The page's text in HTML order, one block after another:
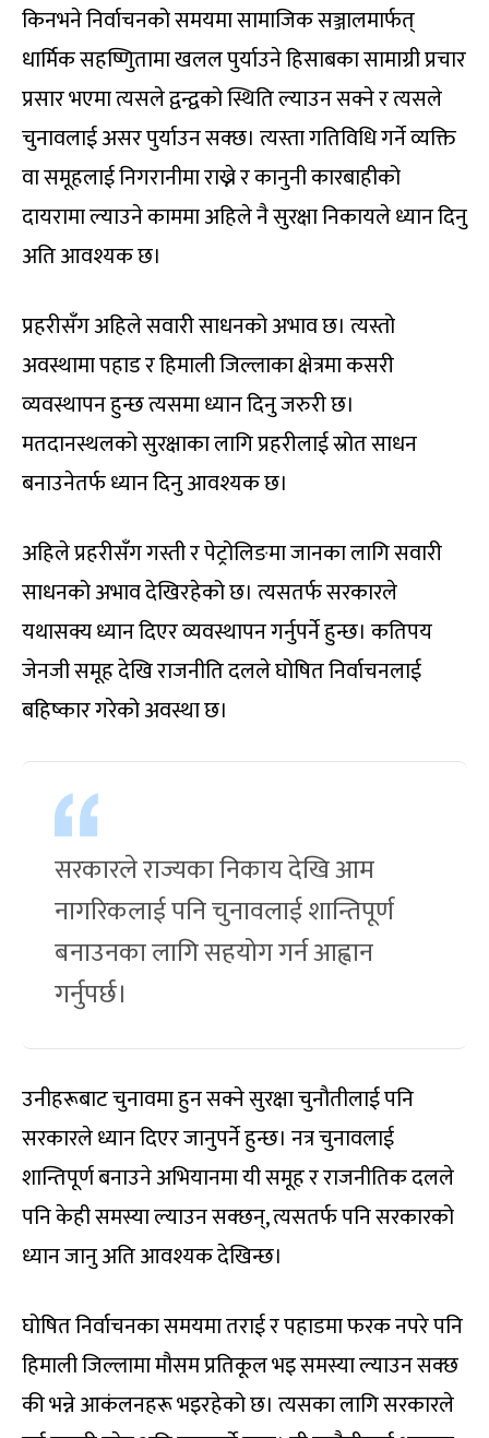
किनभने निर्वाचनको समयमा सामाजिक सञ्जालमार्फत्
धार्मिक सहष्णिुतामा खलल पुर्याउने हिसाबका सामाग्री प्रचार
प्रसार भएमा त्यसले द्वन्द्वको स्थिति ल्याउन सक्ने र त्यसले
चुनावलाई असर पुर्याउन सक्छ। त्यस्ता गतिविधि गर्ने व्यक्ति
वा समूहलाई निगरानीमा राख्ने र कानुनी कारबाहीको
दायरामा ल्याउने काममा अहिले नै सुरक्षा निकायले ध्यान दिनु
अति आवश्यक छ।
प्रहरीसँग अहिले सवारी साधनको अभाव छ। त्यस्तो
अवस्थामा पहाड र हिमाली जिल्लाका क्षेत्रमा कसरी
व्यवस्थापन हुन्छ त्यसमा ध्यान दिनु जरुरी छ।
मतदानस्थलको सुरक्षाका लागि प्रहरीलाई स्रोत साधन
बनाउनेतर्फ ध्यान दिनु आवश्यक छ।
अहिले प्रहरीसँग गस्ती र पेट्रोलिङमा जानका लागि सवारी
साधनको अभाव देखिरहेको छ। त्यसतर्फ सरकारले
यथासक्य ध्यान दिएर व्यवस्थापन गर्नुपर्ने हुन्छ। कतिपय
जेनजी समूह देखि राजनीति दलले घोषित निर्वाचनलाई
बहिष्कार गरेको अवस्था छ।
सरकारले राज्यका निकाय देखि आम
नागरिकलाई पनि चुनावलाई शान्तिपूर्ण
बनाउनका लागि सहयोग गर्न आह्वान
गर्नुपर्छ।
उनीहरूबाट चुनावमा हुन सक्ने सुरक्षा चुनौतीलाई पनि
सरकारले ध्यान दिएर जानुपर्ने हुन्छ। नत्र चुनावलाई
शान्तिपूर्ण बनाउने अभियानमा यी समूह र राजनीतिक दलले
पनि केही समस्या ल्याउन सक्छन्, त्यसतर्फ पनि सरकारको
ध्यान जानु अति आवश्यक देखिन्छ।
घोषित निर्वाचनका समयमा तराई र पहाडमा फरक नपरे पनि
हिमाली जिल्लामा मौसम प्रतिकूल भइ समस्या ल्याउन सक्छ
की भन्ने आकंलनहरू भइरहेको छ। त्यसका लागि सरकारले